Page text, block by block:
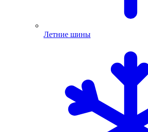
Летние шины